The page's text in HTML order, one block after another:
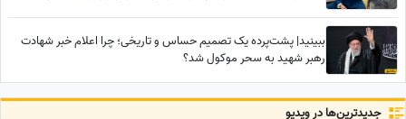
ببینید| پشت‌پرده یک تصمیم حساس و تاریخی؛ چرا اعلام خبر شهادت
رهبر شهید به سحر موکول شد؟
جدید‌ترین‌ها در ویدیو